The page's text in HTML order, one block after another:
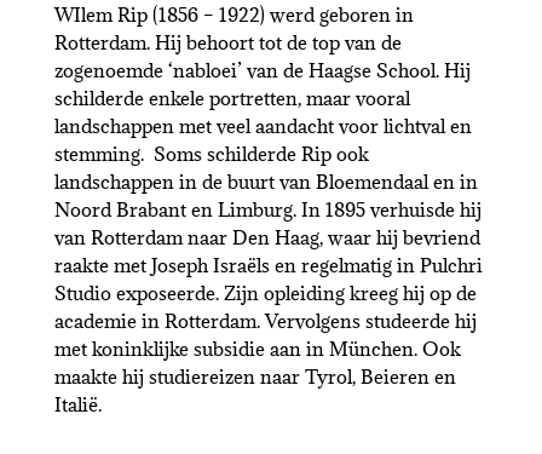
WIlem Rip (1856 – 1922) werd geboren in
Rotterdam. Hij behoort tot de top van de
zogenoemde ‘nabloei’ van de Haagse School. Hij
schilderde enkele portretten, maar vooral
landschappen met veel aandacht voor lichtval en
stemming. Soms schilderde Rip ook
landschappen in de buurt van Bloemendaal en in
Noord Brabant en Limburg. In 1895 verhuisde hij
van Rotterdam naar Den Haag, waar hij bevriend
raakte met Joseph Israëls en regelmatig in Pulchri
Studio exposeerde. Zijn opleiding kreeg hij op de
academie in Rotterdam. Vervolgens studeerde hij
met koninklijke subsidie aan in München. Ook
maakte hij studiereizen naar Tyrol, Beieren en
Italië.